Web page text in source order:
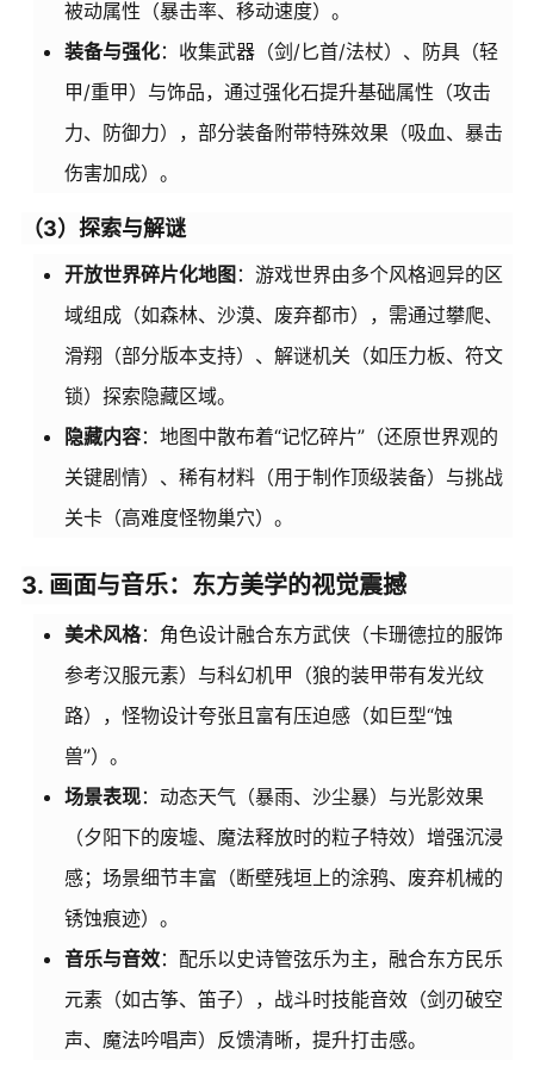
被动属性（暴击率、移动速度）。
装备与强化：收集武器（剑/匕首/法杖）、防具（轻
甲/重甲）与饰品，通过强化石提升基础属性（攻击
力、防御力），部分装备附带特殊效果（吸血、暴击
伤害加成）。
（3）探索与解谜
开放世界碎片化地图 ：游戏世界由多个风格迥异的区
域组成（如森林、沙漠、废弃都市），需通过攀爬、
滑翔（部分版本支持）、解谜机关（如压力板、符文
锁）探索隐藏区域。
隐藏内容：地图中散布着“记忆碎片”（还原世界观的
关键剧情）、稀有材料（用于制作顶级装备）与挑战
关卡（高难度怪物巢穴）。
3. 画面与音乐：东方美学的视觉震撼
美术风格：角色设计融合东方武侠（卡珊德拉的服饰
参考汉服元素）与科幻机甲（狼的装甲带有发光纹
路），怪物设计夸张且富有压迫感（如巨型“蚀
兽”）。
场景表现：动态天气（暴雨、沙尘暴）与光影效果
（夕阳下的废墟、魔法释放时的粒子特效）增强沉浸
感；场景细节丰富（断壁残垣上的涂鸦、废弃机械的
锈蚀痕迹）。
音乐与音效：配乐以史诗管弦乐为主，融合东方民乐
元素（如古筝、笛子），战斗时技能音效（剑刃破空
声、魔法吟唱声）反馈清晰，提升打击感。